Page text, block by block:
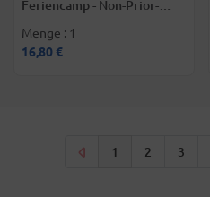
Feriencamp - Non-Prior-
Menge : 1
16,80 €
Aktuelle
1 Seite
2 Seite
3